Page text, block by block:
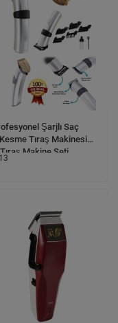
Şarjlı Saç
Tıraş Makinesi
Makine Seti